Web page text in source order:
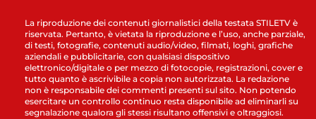
La riproduzione dei contenuti giornalistici della testata STILETV è
riservata. Pertanto, è vietata la riproduzione e l’uso, anche parziale,
di testi, fotografie, contenuti audio/video, filmati, loghi, grafiche
aziendali e pubblicitarie, con qualsiasi dispositivo
elettronico/digitale o per mezzo di fotocopie, registrazioni, cover e
tutto quanto è ascrivibile a copia non autorizzata. La redazione
non è responsabile dei commenti presenti sul sito. Non potendo
esercitare un controllo continuo resta disponibile ad eliminarli su
segnalazione qualora gli stessi risultano offensivi e oltraggiosi.